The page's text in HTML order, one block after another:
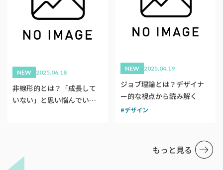
NEW 2025.06.18
非線形的とは？「成長して
いない」と思い悩んでいる
NEW 2025.04.19
ジョブ理論とは？デザイナ
ー的な視点から読み解く
デザイン
もっと見る